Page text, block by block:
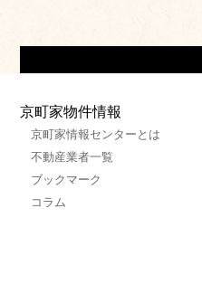
京町家物件情報
京町家情報センターとは
不動産業者一覧
ブックマーク
コラム